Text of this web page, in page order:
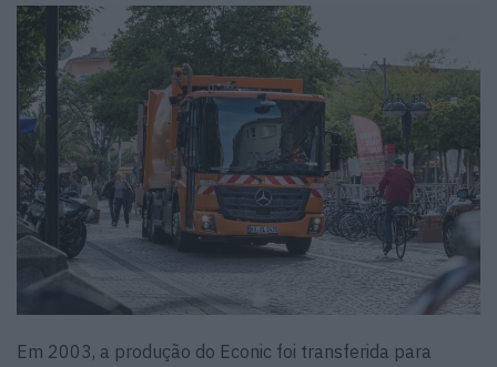
Em 2003, a produção do Econic foi transferida para